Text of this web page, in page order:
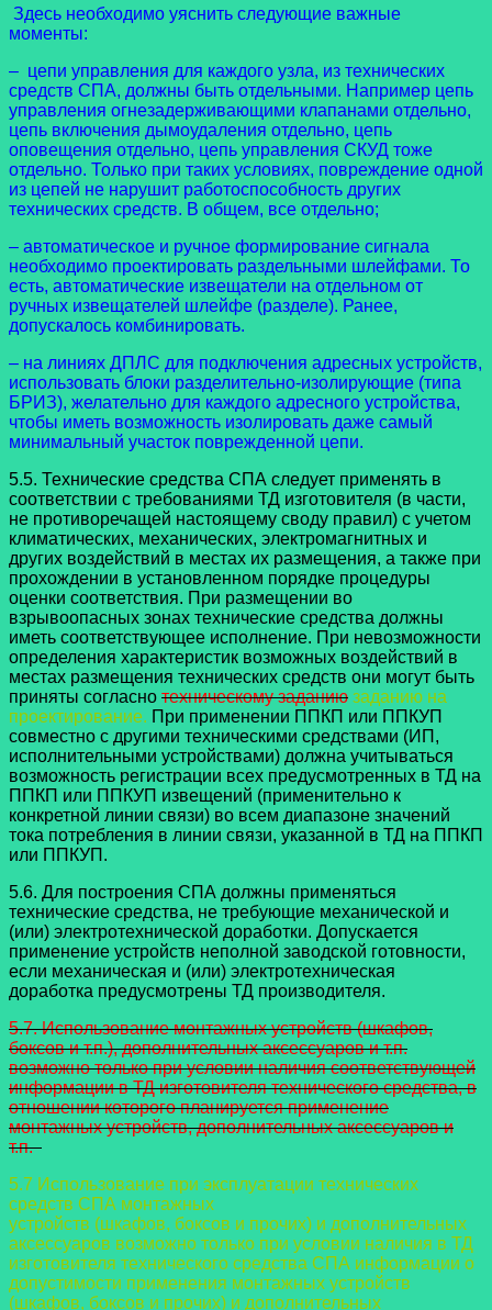
Здесь необходимо уяснить следующие важные
моменты:
– цепи управления для каждого узла, из технических
средств СПА, должны быть отдельными. Например цепь
управления огнезадерживающими клапанами отдельно,
цепь включения дымоудаления отдельно, цепь
оповещения отдельно, цепь управления СКУД тоже
отдельно. Только при таких условиях, повреждение одной
из цепей не нарушит работоспособность других
технических средств. В общем, все отдельно;
– автоматическое и ручное формирование сигнала
необходимо проектировать раздельными шлейфами. То
есть, автоматические извещатели на отдельном от
ручных извещателей шлейфе (разделе). Ранее,
допускалось комбинировать.
– на линиях ДПЛС для подключения адресных устройств,
использовать блоки разделительно-изолирующие (типа
БРИЗ), желательно для каждого адресного устройства,
чтобы иметь возможность изолировать даже самый
минимальный участок поврежденной цепи.
5.5. Технические средства СПА следует применять в
соответствии с требованиями ТД изготовителя (в части,
не противоречащей настоящему своду правил) с учетом
климатических, механических, электромагнитных и
других воздействий в местах их размещения, а также при
прохождении в установленном порядке процедуры
оценки соответствия. При размещении во
взрывоопасных зонах технические средства должны
иметь соответствующее исполнение. При невозможности
определения характеристик возможных воздействий в
местах размещения технических средств они могут быть
приняты согласно техническому заданию заданию на
проектирование. При применении ППКП или ППКУП
совместно с другими техническими средствами (ИП,
исполнительными устройствами) должна учитываться
возможность регистрации всех предусмотренных в ТД на
ППКП или ППКУП извещений (применительно к
конкретной линии связи) во всем диапазоне значений
тока потребления в линии связи, указанной в ТД на ППКП
или ППКУП.
5.6. Для построения СПА должны применяться
технические средства, не требующие механической и
(или) электротехнической доработки. Допускается
применение устройств неполной заводской готовности,
если механическая и (или) электротехническая
доработка предусмотрены ТД производителя.
5.7. Использование монтажных устройств (шкафов,
боксов и т.п.),дополнительных аксессуаров и т.п.
возможно только при условии наличия соответствующей
информации в ТД изготовителя технического средства, в
отношении которого планируется применение
монтажных устройств, дополнительных аксессуаров и
т.п.
5.7 Использование при эксплуатации технических
средств СПА монтажных
устройств (шкафов, боксов и прочих) и дополнительных
аксессуаров возможно только при условии наличия в ТД
изготовителя технического средства СПА информации о
допустимости применения монтажных устройств
(шкафов, боксов и прочих) и дополнительных